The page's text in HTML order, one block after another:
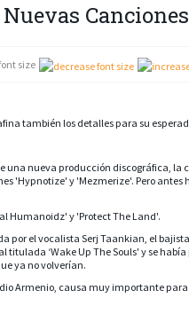
Canciones
size
también los detalles para su
una nueva producción discográfica, la
'Hypnotize' y 'Mezmerize'. Pero antes
Humanoidz' y 'Protect The Land'.
por el vocalista Serj Taankian, el
‘Wake Up The Souls' y se había
ya no volverían.
Armenio, causa muy importante